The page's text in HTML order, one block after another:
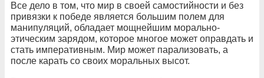
Все дело в том, что мир в своей самостийности и без
привязки к победе является большим полем для
манипуляций, обладает мощнейшим морально-
этическим зарядом, которое многое может оправдать и
стать императивным. Мир может парализовать, а
после карать со своих моральных высот.